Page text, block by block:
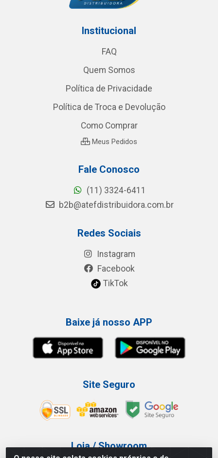
Institucional
FAQ
Quem Somos
Política de Privacidade
Política de Troca e Devolução
Como Comprar
Meus Pedidos
Fale Conosco
(11) 3324-6411
b2b@atefdistribuidora.com.br
Redes Sociais
Instagram
Facebook
TikTok
Baixe já nosso APP
Site Seguro
Loja / Showroom